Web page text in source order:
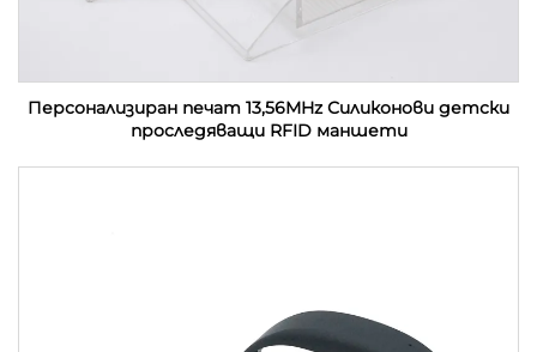
Персонализиран печат 13,56MHz Силиконови детски
проследяващи RFID маншети